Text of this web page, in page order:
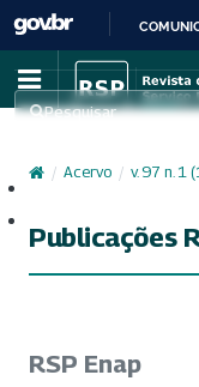
Pesquisar
/ Acervo / v. 97 n. 1
Publicações
RSP Enap